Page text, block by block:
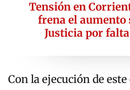
Tensión en
frena el aumento
Justicia por
Con la ejecución de